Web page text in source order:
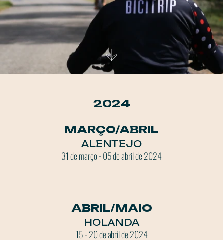
2024
MARÇO/ABRIL
ALENTEJO
31 de março - 05 de abril de 2024
ABRIL/MAIO
HOLANDA
15 - 20 de abril de 2024